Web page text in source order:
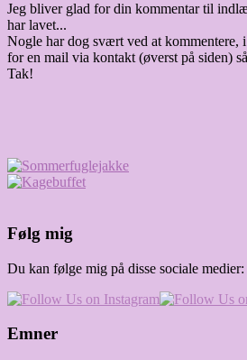
Jeg bliver glad for din kommentar til
har lavet...
Nogle har dog svært ved at kommentere,
for en mail via kontakt (øverst på siden)
Tak!
Følg mig
Du kan følge mig på disse sociale medier:
Emner